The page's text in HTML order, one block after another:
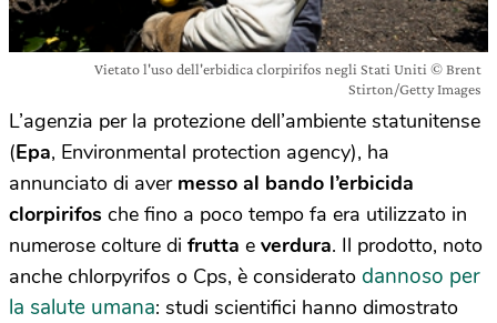
Vietato l'uso dell'erbidica clorpirifos negli Stati Uniti © Brent
Stirton/Getty Images
L’agenzia per la protezione dell’ambiente statunitense
(Epa, Environmental protection agency), ha
annunciato di aver messo al bando l’erbicida
clorpirifos che fino a poco tempo fa era utilizzato in
numerose colture di frutta e verdura. Il prodotto, noto
anche chlorpyrifos o Cps, è considerato dannoso per
la salute umana: studi scientifici hanno dimostrato